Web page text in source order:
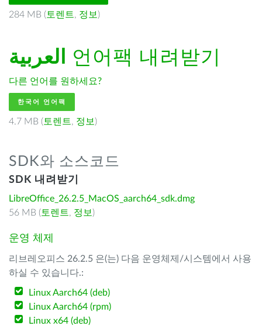
284 MB ( 토렌트, 정보 )
العربية 언어팩 내려받기
다른 언어를 원하세요?
한국어 언어팩
4.7 MB ( 토렌트, 정보 )
SDK와 소스코드
SDK 내려받기
LibreOffice_26.2.5_MacOS_aarch64_sdk.dmg
56 MB ( 토렌트, 정보 )
운영 체제
리브레오피스 26.2.5 은(는) 다음 운영체제/시스템에서 사용
하실 수 있습니다.:
Linux Aarch64 (deb)
Linux Aarch64 (rpm)
Linux x64 (deb)